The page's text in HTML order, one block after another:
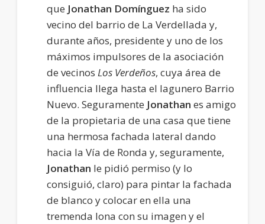
que Jonathan Domínguez ha sido
vecino del barrio de La Verdellada y,
durante años, presidente y uno de los
máximos impulsores de la asociación
de vecinos Los Verdeños, cuya área de
influencia llega hasta el lagunero Barrio
Nuevo. Seguramente Jonathan es amigo
de la propietaria de una casa que tiene
una hermosa fachada lateral dando
hacia la Vía de Ronda y, seguramente,
Jonathan le pidió permiso (y lo
consiguió, claro) para pintar la fachada
de blanco y colocar en ella una
tremenda lona con su imagen y el